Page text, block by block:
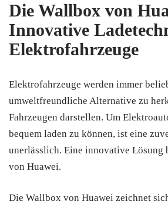
Die Wallbox von
Innovative
Elektrofahrzeuge
Elektrofahrzeuge werden immer
umweltfreundliche Alternative zu
Fahrzeugen darstellen. Um
bequem laden zu können, ist eine
unerlässlich. Eine innovative Lösung
von Huawei.
Die Wallbox von Huawei zeichnet